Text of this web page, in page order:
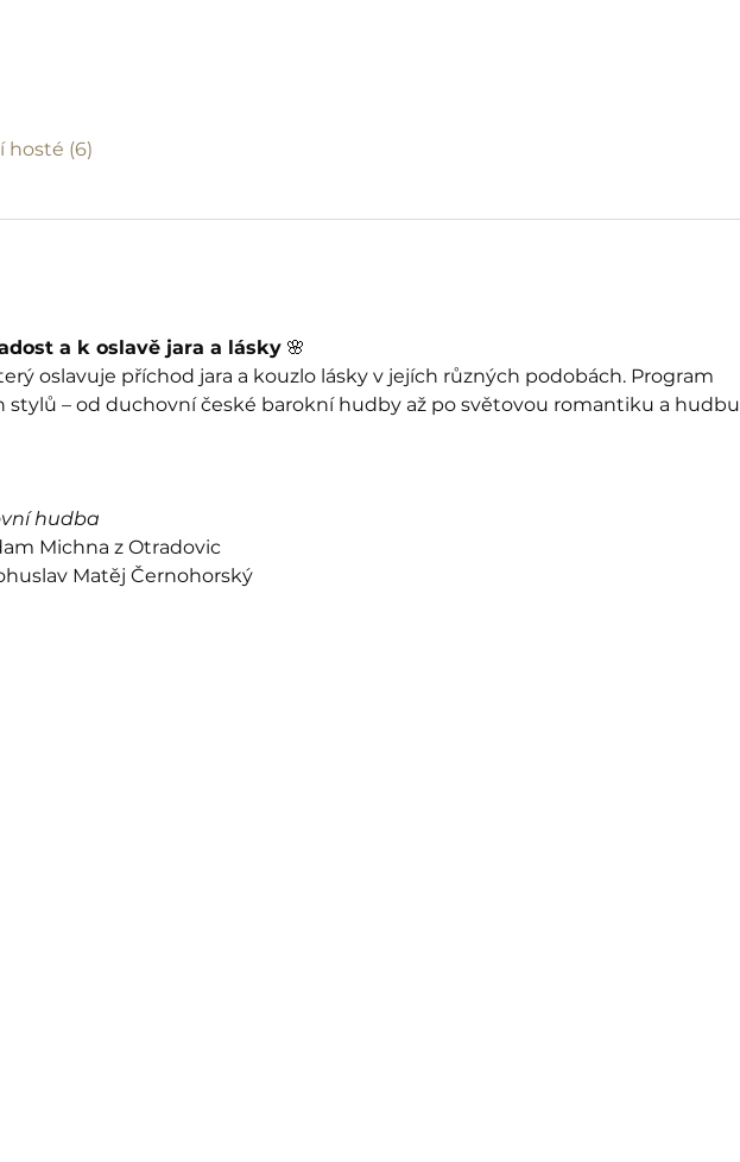
hosté (6)
a k oslavě jara a lásky 🌸
oslavuje příchod jara a kouzlo lásky v jejích různých podobách. Program
stylů – od duchovní české barokní hudby až po světovou romantiku a hudbu
hudba
Michna z Otradovic
Matěj Černohorský